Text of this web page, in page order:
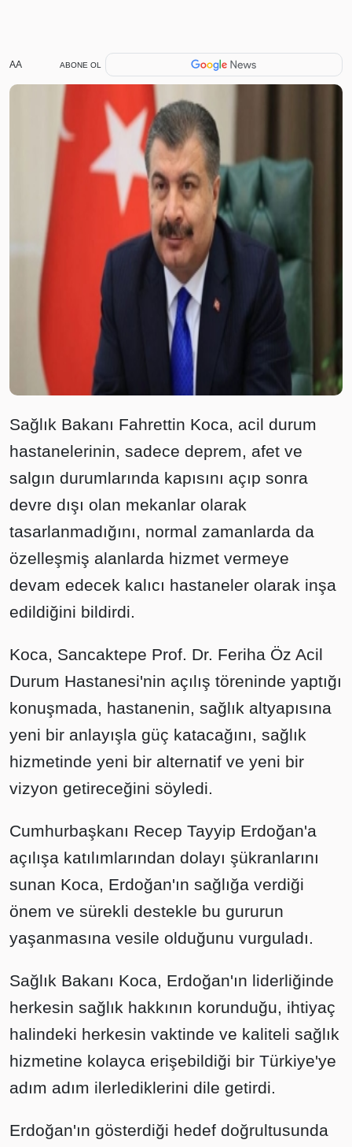
AA ABONE OL
Sağlık Bakanı Fahrettin Koca, acil durum
hastanelerinin, sadece deprem, afet ve
salgın durumlarında kapısını açıp sonra
devre dışı olan mekanlar olarak
tasarlanmadığını, normal zamanlarda da
özelleşmiş alanlarda hizmet vermeye
devam edecek kalıcı hastaneler olarak inşa
edildiğini bildirdi.
Koca, Sancaktepe Prof. Dr. Feriha Öz Acil
Durum Hastanesi'nin açılış töreninde yaptığı
konuşmada, hastanenin, sağlık altyapısına
yeni bir anlayışla güç katacağını, sağlık
hizmetinde yeni bir alternatif ve yeni bir
vizyon getireceğini söyledi.
Cumhurbaşkanı Recep Tayyip Erdoğan'a
açılışa katılımlarından dolayı şükranlarını
sunan Koca, Erdoğan'ın sağlığa verdiği
önem ve sürekli destekle bu gururun
yaşanmasına vesile olduğunu vurguladı.
Sağlık Bakanı Koca, Erdoğan'ın liderliğinde
herkesin sağlık hakkının korunduğu, ihtiyaç
halindeki herkesin vaktinde ve kaliteli sağlık
hizmetine kolayca erişebildiği bir Türkiye'ye
adım adım ilerlediklerini dile getirdi.
Erdoğan'ın gösterdiği hedef doğrultusunda